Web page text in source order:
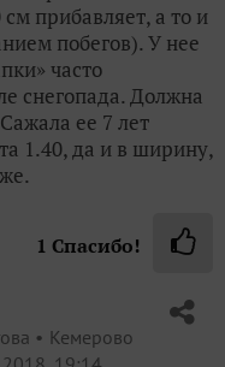
прибавляет, а то и
побегов). У нее
часто
снегопада. Должна
ее 7 лет
1.40, да и в ширину,
1 Спасибо!
Кемерово